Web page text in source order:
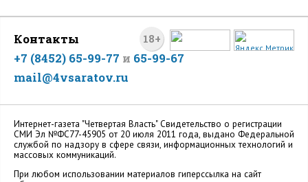
18+
Контакты
+7 (8452) 65-99-77 и 65-99-67
mail@4vsaratov.ru
Интернет-газета "Четвертая Власть" Cвидетельство о регистрации
СМИ Эл №ФС77-45905 от 20 июля 2011 года, выдано Федеральной
службой по надзору в сфере связи, информационных технологий и
массовых коммуникаций.
При любом использовании материалов гиперссылка на сайт